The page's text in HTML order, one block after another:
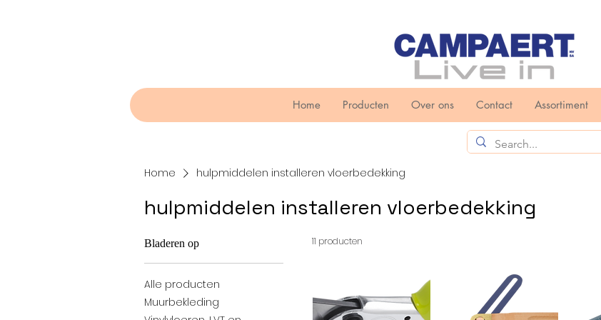
Home Producten Over ons Contact Assortiment
Home hulpmiddelen installeren vloerbedekking
hulpmiddelen installeren vloerbedekking
Bladeren op
Alle producten
Muurbekleding
11 producten